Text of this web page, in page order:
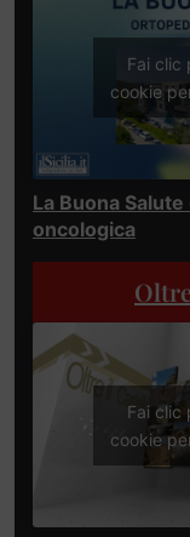
Fai clic
cookie
La Buona
oncologica
Fai clic
cookie